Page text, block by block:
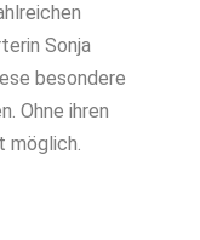
Sonja
besondere
Ohne ihren
möglich.